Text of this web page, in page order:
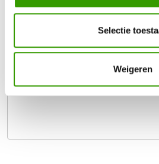
Selectie
Weigeren